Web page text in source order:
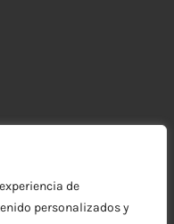
de
personalizados y